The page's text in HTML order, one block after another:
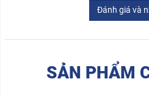
Đánh giá và
SẢN PHẨM